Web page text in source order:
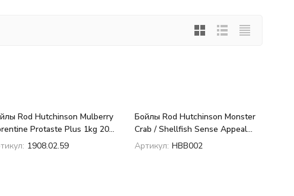
Rod Hutchinson Mulberry
Protaste Plus 1kg 20
1908.02.59
Бойлы Rod Hutchinson Monster
Crab / Shellfish Sense Appeal
1kg 20 mm
Артикул: HBB002